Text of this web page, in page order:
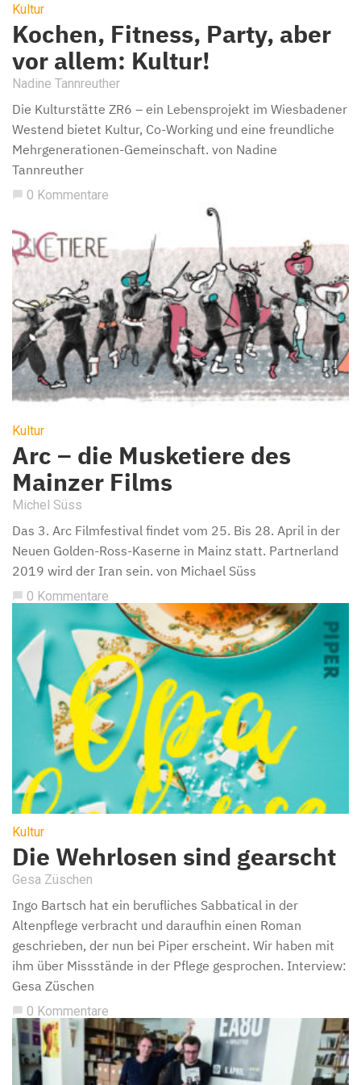
Kultur
Kochen, Fitness, Party, aber
vor allem: Kultur!
Nadine Tannreuther
Die Kulturstätte ZR6 – ein Lebensprojekt im Wiesbadener
Westend bietet Kultur, Co-Working und eine freundliche
Mehrgenerationen-Gemeinschaft. von Nadine
Tannreuther
0 Kommentare
Kultur
Arc – die Musketiere des
Mainzer Films
Michel Süss
Das 3. Arc Filmfestival findet vom 25. Bis 28. April in der
Neuen Golden-Ross-Kaserne in Mainz statt. Partnerland
2019 wird der Iran sein. von Michael Süss
0 Kommentare
Kultur
Die Wehrlosen sind gearscht
Gesa Züschen
Ingo Bartsch hat ein berufliches Sabbatical in der
Altenpflege verbracht und daraufhin einen Roman
geschrieben, der nun bei Piper erscheint. Wir haben mit
ihm über Missstände in der Pflege gesprochen. Interview:
Gesa Züschen
chat_bubble 0 Kommentare